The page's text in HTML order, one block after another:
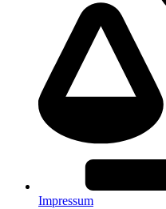
Impressum